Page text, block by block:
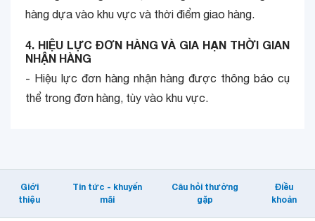
hàng dựa vào khu vực và thời điểm giao hàng.
4. HIỆU LỰC ĐƠN HÀNG VÀ GIA HẠN THỜI GIAN
NHẬN HÀNG
- Hiệu lực đơn hàng nhận hàng được thông báo cụ
thể trong đơn hàng, tùy vào khu vực.
Giới
thiệu
Tin tức - khuyến
mãi
Câu hỏi thường
gặp
Điều
khoản